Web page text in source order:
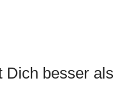
Dich besser als